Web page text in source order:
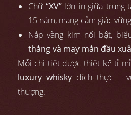
Chữ “XV”lớn in giữa trung
15 năm, mang cảm giác
Nắp vàng kim nổi bật,
thắng và may mắn đầu
Mỗi chi tiết được thiết kế tỉ
luxury whisky đích thực –
thượng.